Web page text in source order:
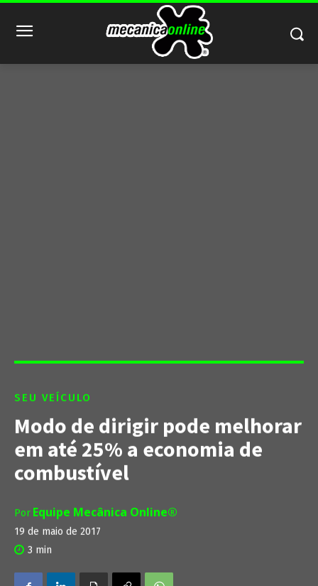
SEU VEÍCULO
Modo de dirigir pode melhorar
em até 25% a economia de
combustível
Por Equipe Mecânica Online®
19 de maio de 2017
3 min